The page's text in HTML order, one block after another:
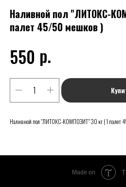
Наливной пол "ЛИТОКС-
палет 45/50 мешков )
550 р.
Наливной пол "ЛИТОКС-КОМПОЗИТ" 30 кг ( 1 палет
Made on